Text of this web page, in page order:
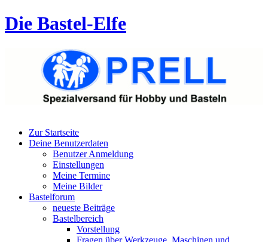
Die Bastel-Elfe
Zur Startseite
Deine Benutzerdaten
Benutzer Anmeldung
Einstellungen
Meine Termine
Meine Bilder
Bastelforum
neueste Beiträge
Bastelbereich
Vorstellung
Fragen über Werkzeuge, Maschinen und